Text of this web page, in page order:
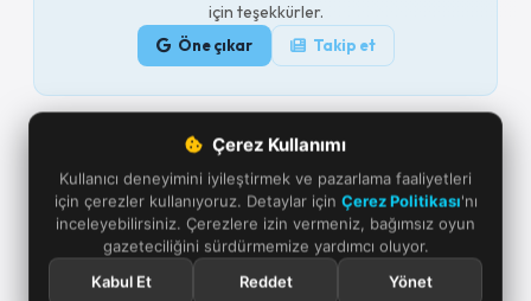
Çerez Kullanımı
Kullanıcı deneyimini iyileştirmek ve pazarlama faaliyetleri
için çerezler kullanıyoruz. Detaylar için Çerez Politikası'nı
inceleyebilirsiniz. Çerezlere izin vermeniz, bağımsız oyun
gazeteciliğini sürdürmemize yardımcı oluyor.
Kabul Et
Reddet Yönet
OYUN REHBERLERİ
için teşekkürler.
Öne çıkar Takip et
GÜNCELLEME GEÇMİŞİ
10.05.2026Conan Exiles rehber arşivi oluşturuldu.